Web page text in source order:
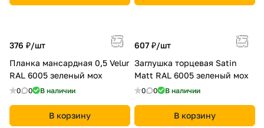
376 ₽/шт
Планка мансардная 0,5 Velur
RAL 6005 зеленый мох
0 0 В наличии
В корзину
607 ₽/шт
Заглушка торцевая Satin
Мatt RAL 6005 зеленый мох
0 0 В наличии
В корзину